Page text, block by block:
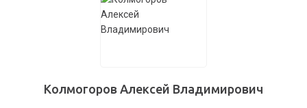
Колмогоров Алексей Владимирович